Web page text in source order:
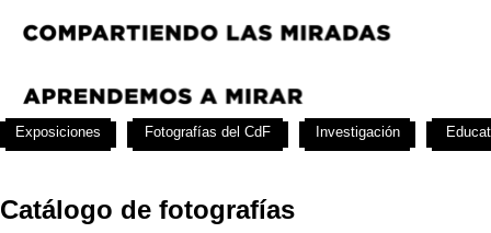
Catálogo de fotografías
Exposiciones Fotografías del CdF Investigación